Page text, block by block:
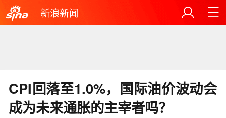
新浪新闻
CPI回落至1.0%，国际油价波动会
成为未来通胀的主宰者吗？